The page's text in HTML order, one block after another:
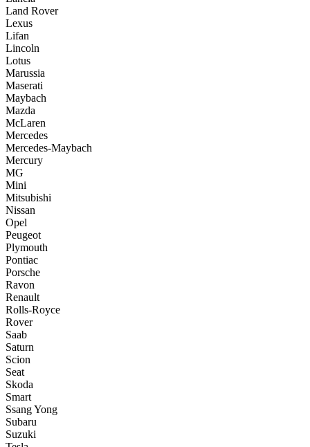
Land Rover
Lexus
Lifan
Lincoln
Lotus
Marussia
Maserati
Maybach
Mazda
McLaren
Mercedes
Mercedes-Maybach
Mercury
MG
Mini
Mitsubishi
Nissan
Opel
Peugeot
Plymouth
Pontiac
Porsche
Ravon
Renault
Rolls-Royce
Rover
Saab
Saturn
Scion
Seat
Skoda
Smart
Ssang Yong
Subaru
Suzuki